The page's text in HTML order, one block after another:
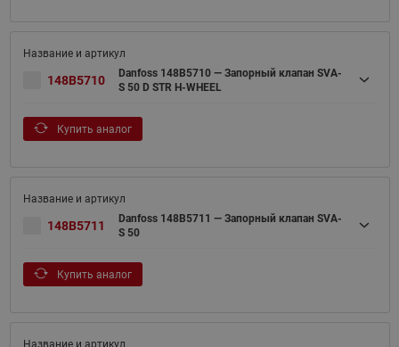
148B5710
Danfoss 148B5710 — Запорный клапан SVA-
S 50 D STR H-WHEEL
Купить аналог
148B5711
Danfoss 148B5711 — Запорный клапан SVA-
S 50
Купить аналог